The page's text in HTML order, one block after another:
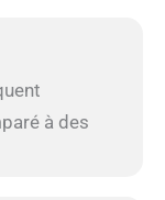
à des